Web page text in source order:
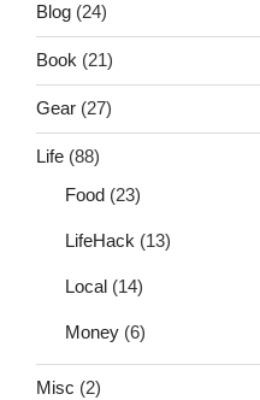
Blog (24)
Book (21)
Gear (27)
Life (88)
Food (23)
LifeHack (13)
Local (14)
Money (6)
Misc (2)